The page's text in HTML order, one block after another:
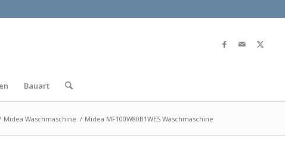
Bauart
Midea Waschmaschine / Midea MF100W80B1WES Waschmaschine